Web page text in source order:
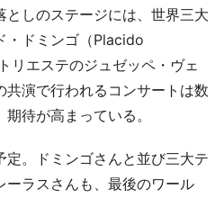
としのステージには、世界三大
・ドミンゴ（Placido
リエステのジュゼッペ・ヴェ
共演で行われるコンサートは数
待が高まっている。
。ドミンゴさんと並び三大テ
ーラスさんも、最後のワール